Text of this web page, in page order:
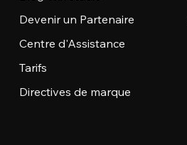
Devenir un Partenaire
Centre d'Assistance
Tarifs
Directives de marque